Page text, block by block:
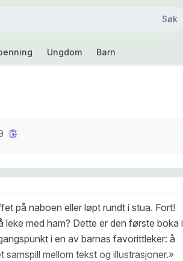
Søk
Søk
Ungdom Barn
på naboen eller løpt rundt i stua. Fort!
med ham? Dette er den første boka i
i en av barnas favorittleker: å
mellom tekst og illustrasjoner.»